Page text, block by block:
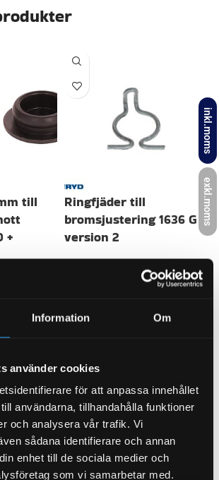
Information Om
använder cookies
för att anpassa innehållet
användarna, tillhandahålla funktioner
och analysera vår trafik. Vi
sådana identifierare och annan
enhet till de sociala medier och
som vi samarbetar med.
inkl.moms
exkl.moms
EBG 10 U, EBG 12 U, EBG 8.5 U, R234-76,
T091PS, TSV121P, TSV122P, TSV200P,
TSV201P, TSV222P, W-234-RS, W-235-RS
230×40, 230×50
1030974188, 403023, 80053,
P403023
TILL BPW, PEITZ, WAP
Justeringsdetaljer